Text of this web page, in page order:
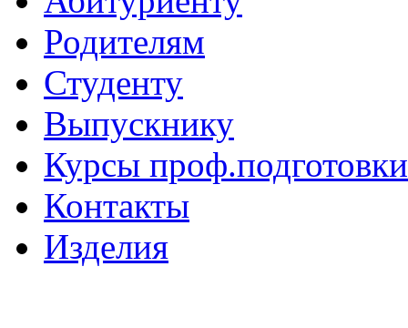
Родителям
Студенту
Выпускнику
Курсы проф.подготовки
Контакты
Изделия